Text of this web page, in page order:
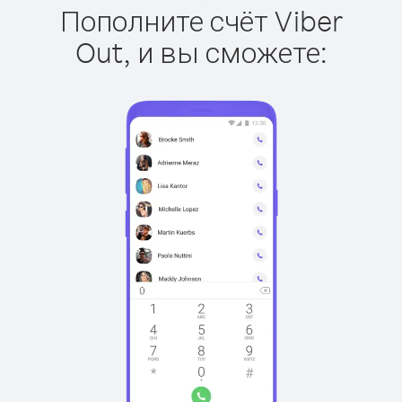
Пополните счёт Viber
Out, и вы сможете: